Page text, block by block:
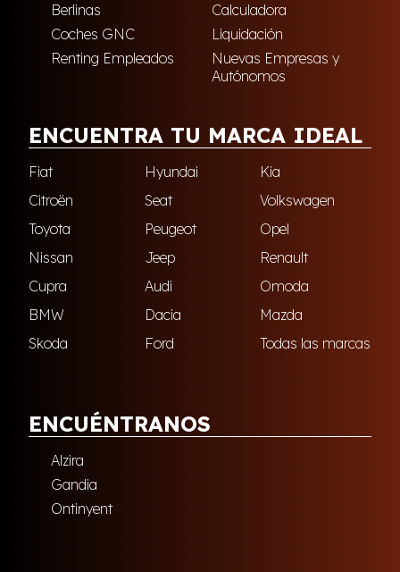
Berlinas
Calculadora
Coches GNC
Liquidación
Renting Empleados
Nuevas Empresas y
Autónomos
ENCUENTRA TU MARCA IDEAL
Fiat Hyundai
Kia
Citroën
Seat
Volkswagen
Toyota
Peugeot
Opel
Nissan
Jeep
Renault
Cupra
Audi
Omoda
BMW
Dacia
Mazda
Skoda
Ford Todas las marcas
ENCUÉNTRANOS
Alzira
Gandia
Ontinyent